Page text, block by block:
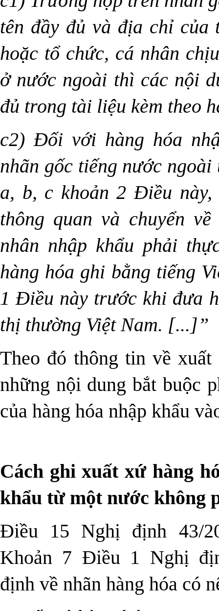
tên đầy đủ và địa chỉ của
hoặc tổ chức, cá nhân
ở nước ngoài thì các nội
đủ trong tài liệu kèm theo
c2) Đối với hàng hóa
nhãn gốc tiếng nước
a, b, c khoản 2 Điều
thông quan và chuyển
nhân nhập khẩu phải
hàng hóa ghi bằng tiếng
1 Điều này trước khi đưa
thị thường Việt Nam. [...]”
Theo đó thông tin về
những nội dung bắt buộc
của hàng hóa nhập khẩu
Cách ghi xuất xứ hàng
khẩu từ một nước không
Điều 15 Nghị định 43/
Khoản 7 Điều 1 Nghị
định về nhãn hàng hóa có